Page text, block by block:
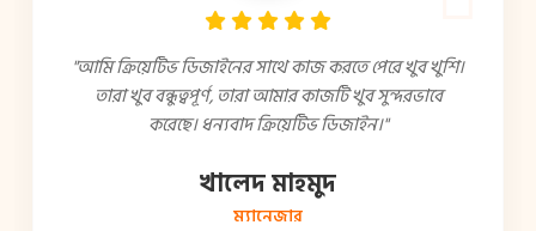
"আমি ক্রিয়েটিভ ডিজাইনের সাথে কাজ করতে পেরে খুব খুশি।
তারা খুব বন্ধুত্বপূর্ণ, তারা আমার কাজটি খুব সুন্দরভাবে
করেছে। ধন্যবাদ ক্রিয়েটিভ ডিজাইন।"
খালেদ মাহমুদ
ম্যানেজার